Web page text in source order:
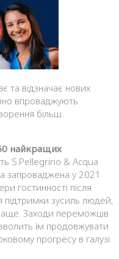
впроваджують
більш
найкращих
S.Pellegrino & Acqua
запроваджена у 2021
гостинності після
підтримки зусиль людей,
Заходи переможців
їм продовжувати
прогресу в галузі